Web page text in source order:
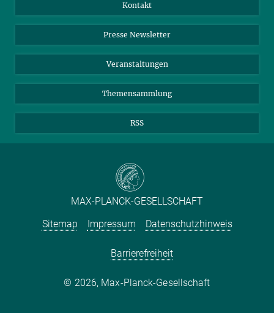
TikTok
Instagram
YouTube
Kontakt
Presse Newsletter
Veranstaltungen
Themensammlung
RSS
MAX-PLANCK-GESELLSCHAFT
Sitemap
Impressum Datenschutzhinweis
Barrierefreiheit
2026, Max-Planck-Gesellschaft